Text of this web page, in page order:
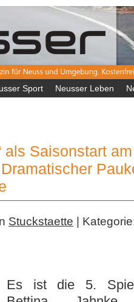
Sport Neusser Leben
als Saisonstart
Stuckstaette |
Es ist die 5.